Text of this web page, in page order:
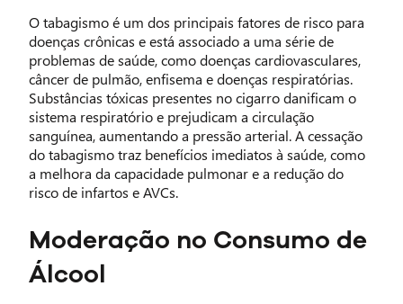
O tabagismo é um dos principais fatores de risco para
doenças crônicas e está associado a uma série de
problemas de saúde, como doenças cardiovasculares,
câncer de pulmão, enfisema e doenças respiratórias.
Substâncias tóxicas presentes no cigarro danificam o
sistema respiratório e prejudicam a circulação
sanguínea, aumentando a pressão arterial. A cessação
do tabagismo traz benefícios imediatos à saúde, como
a melhora da capacidade pulmonar e a redução do
risco de infartos e AVCs.
Moderação no Consumo de
Álcool